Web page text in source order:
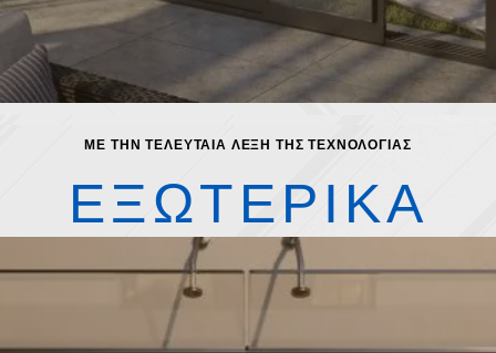
ΜΕ ΤΗΝ ΤΕΛΕΥΤΑΙΑ ΛΕΞΗ ΤΗΣ ΤΕΧΝΟΛΟΓΙΑΣ
ΕΞΩΤΕΡΙΚΑ